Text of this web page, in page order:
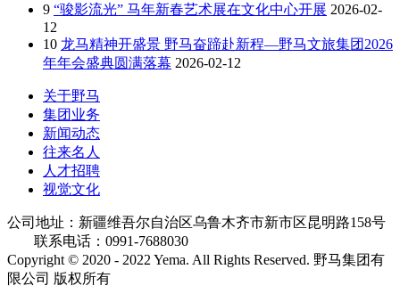
9 “骏影流光” 马年新春艺术展在文化中心开展 2026-02-
12
10 龙马精神开盛景 野马奋蹄赴新程—野马文旅集团2026
年年会盛典圆满落幕 2026-02-12
关于野马
集团业务
新闻动态
往来名人
人才招聘
视觉文化
公司地址：新疆维吾尔自治区乌鲁木齐市新市区昆明路158号
联系电话：0991-7688030
Copyright © 2020 - 2022 Yema. All Rights Reserved. 野马集团有
限公司 版权所有